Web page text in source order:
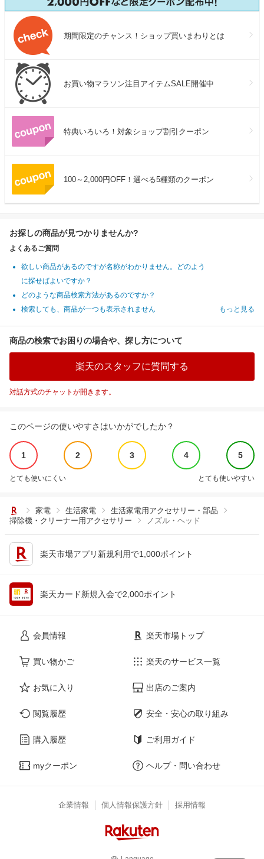
期間限定のチャンス！ショップ買いまわりとは
お買い物マラソン注目アイテムSALE開催中
特典いろいろ！対象ショップ割引クーポン
100～2,000円OFF！選べる5種類のクーポン
お探しの商品が見つかりませんか?
よくあるご質問
欲しい商品があるのですが名称がわかりません。どのよう
に探せばよいですか？
どのような商品検索方法があるのですか？
検索しても、商品が一つも表示されません
もっと見る
商品の検索でお困りの場合や、探し方について
楽天のスタッフに質問する
対話方式のチャットが開きます。
このページの使いやすさはいかがでしたか？
1 2 3 4 5
とても使いにくい とても使いやすい
家電 生活家電
生活家電用アクセサリー・部品
掃除機・クリーナー用アクセサリー
ノズル・ヘッド
楽天市場アプリ新規利用で1,000ポイント
楽天カード新規入会で2,000ポイント
会員情報
買い物かご
お気に入り
閲覧履歴
購入履歴
myクーポン
楽天市場トップ
楽天のサービス一覧
出店のご案内
安全・安心の取り組み
ご利用ガイド
ヘルプ・問い合わせ
企業情報 個人情報保護方針 採用情報